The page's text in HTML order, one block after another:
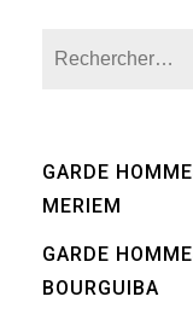
GARDE
MERIEM
GARDE
BOURGUIBA